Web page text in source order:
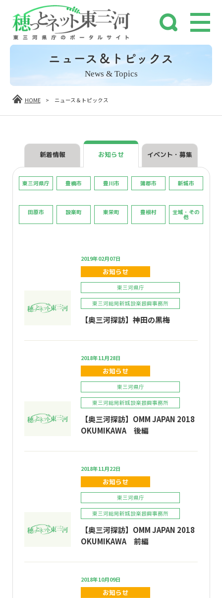
ニュース＆トピックス
News & Topics
HOME > ニュース＆トピックス
新着情報 お知らせ イベント・募集
東三河県庁 豊橋市 豊川市 蒲郡市 新城市
田原市 設楽町 東栄町 豊根村 全域・その
他
2019年02月07日
お知らせ
東三河県庁
東三河総局新城設楽振興事務所
【奥三河探訪】神田の黒梅
2018年11月28日
お知らせ
東三河県庁
東三河総局新城設楽振興事務所
【奥三河探訪】OMM JAPAN 2018
OKUMIKAWA 後編
2018年11月22日
お知らせ
東三河県庁
東三河総局新城設楽振興事務所
【奥三河探訪】OMM JAPAN 2018
OKUMIKAWA 前編
2018年10月09日
お知らせ